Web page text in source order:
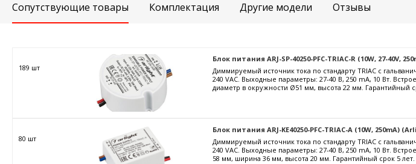
Сопутствующие товары Комплектация Другие модели Отзывы
189 шт
Блок питания ARJ-SP-40250-PFC-TRIAC-R (10W, 27-40V,
Диммируемый источник тока по стандарту TRIAC с
240 VAC. Выходные параметры: 27-40 В, 250 mА, 10 Вт.
диаметр в окружности Ø51 мм, высота 22 мм. Гарантийный
80 шт
Блок питания ARJ-KE40250-PFC-TRIAC-A (10W, 250mA)
Диммируемый источник тока по стандарту TRIAC с
240 VAC. Выходные параметры: 27-40 В, 250 mА, 10 Вт.
58 мм, ширина 36 мм, высота 20 мм. Гарантийный срок 5 лет.